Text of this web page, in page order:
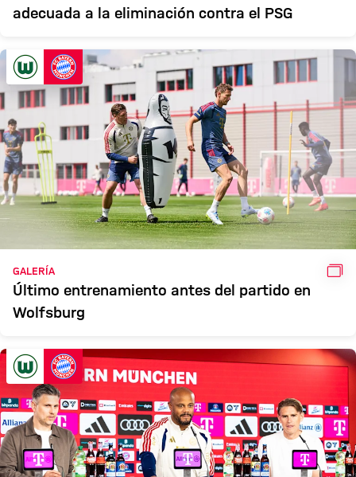
adecuada a la eliminación contra el PSG
GALERÍA
Último entrenamiento antes del partido en
Wolfsburg